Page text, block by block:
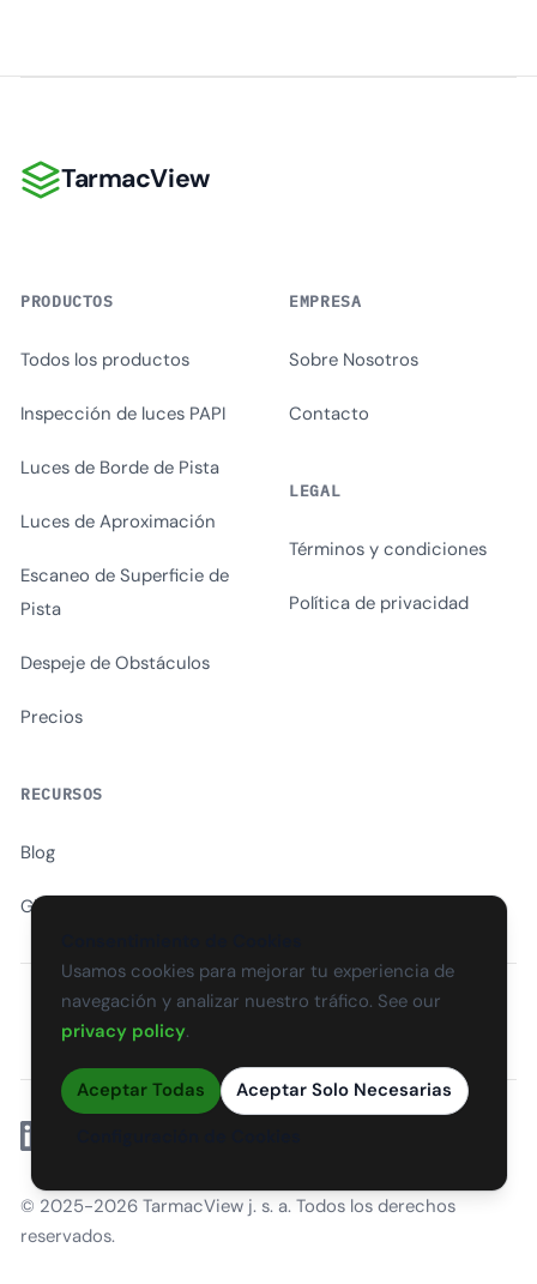
TarmacView
TarmacView
PRODUCTOS
Todos los productos
Inspección de luces PAPI
Luces de Borde de Pista
Luces de Aproximación
Escaneo de Superficie de
Pista
Despeje de Obstáculos
Precios
RECURSOS
Blog
Glosario
EMPRESA
Sobre Nosotros
Contacto
LEGAL
Términos y condiciones
Política de privacidad
CS DE
Linkedin
© 2025-2026 TarmacView j. s. a. Todos los derechos
reservados.
Usamos cookies para mejorar tu experiencia de
navegación y analizar nuestro tráfico. See our
privacy policy.
Aceptar Todas
Aceptar Solo Necesarias